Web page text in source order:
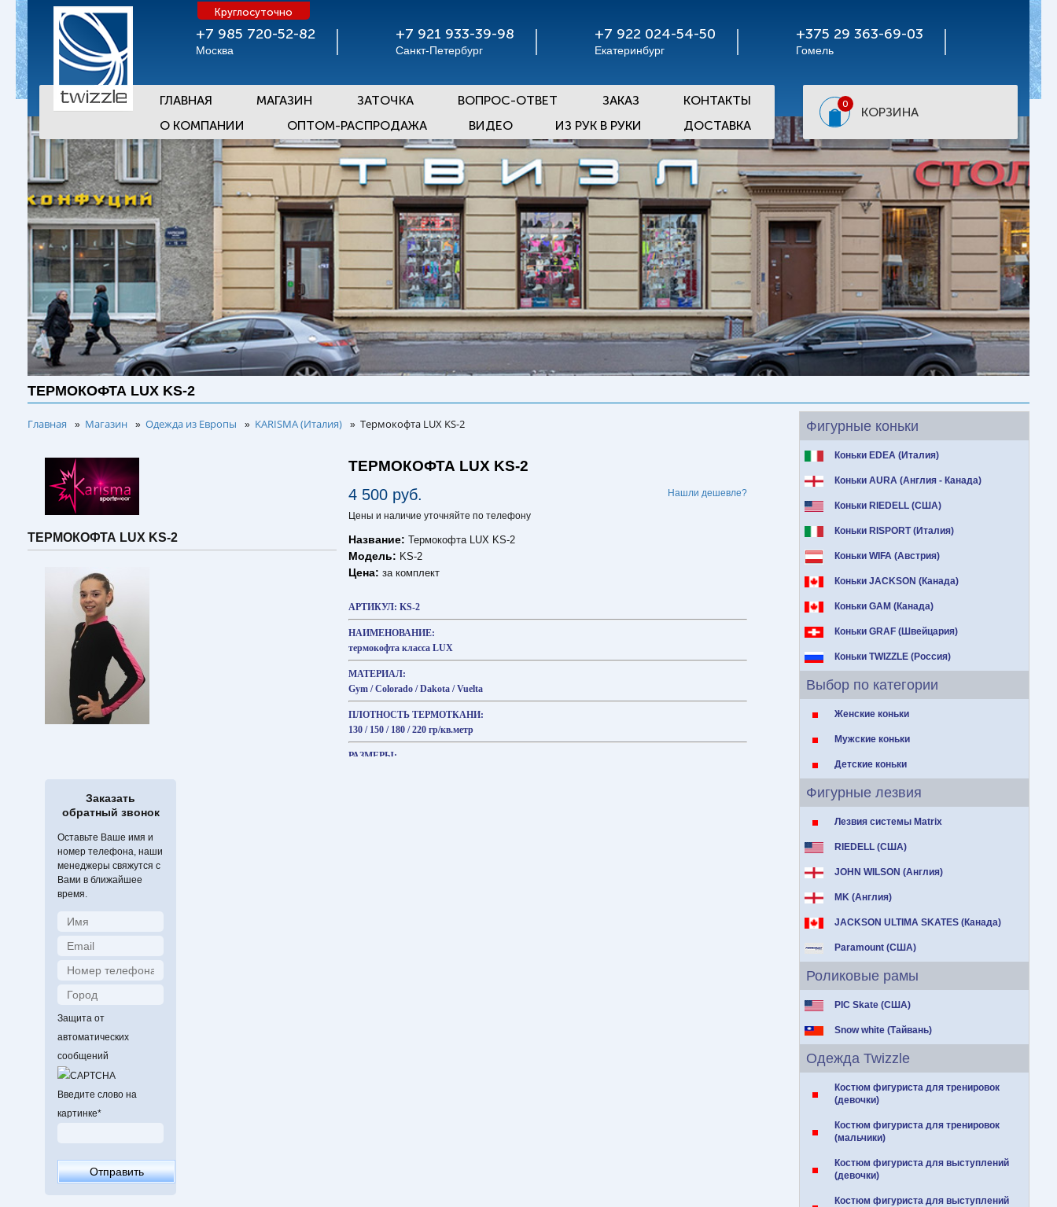
+7 985 720-52-82
Москва
Круглосуточно
+7 921 933-39-98
Санкт-Петербург
+7 922 024-54-50
Екатеринбург
+375 29 363-69-03
Гомель
ГЛАВНАЯ МАГАЗИН ЗАТОЧКА ВОПРОС-ОТВЕТ ЗАКАЗ
КОНТАКТЫ
О КОМПАНИИ
ОПТОМ-РАСПРОДАЖА ВИДЕО ИЗ РУК В РУКИ ДОСТАВКА
0
КОРЗИНА
ТЕРМОКОФТА LUX KS-2
Фигурные коньки
Коньки EDEA (Италия)
Коньки AURA (Англия - Канада)
Коньки RIEDELL (США)
Коньки RISPORT (Италия)
Коньки WIFA (Австрия)
Коньки JACKSON (Канада)
Коньки GAM (Канада)
Коньки GRAF (Швейцария)
Коньки TWIZZLE (Россия)
Выбор по категории
Женские коньки
Мужские коньки
Детские коньки
Фигурные лезвия
Лезвия системы Matrix
RIEDELL (США)
JOHN WILSON (Англия)
MK (Англия)
JACKSON ULTIMA SKATES (Канада)
Paramount (США)
Роликовые рамы
PIC Skate (США)
Snow white (Тайвань)
Одежда Twizzle
Костюм фигуриста для тренировок
(девочки)
Костюм фигуриста для тренировок
(мальчики)
Костюм фигуриста для выступлений
(девочки)
Костюм фигуриста для выступлений
Главная » Магазин » Одежда из Европы » KARISMA (Италия) » Термокофта LUX KS-2
ТЕРМОКОФТА LUX KS-2
Заказать
обратный звонок
Оставьте Ваше имя и
номер телефона, наши
менеджеры свяжутся с
Вами в ближайшее
время.
Защита от
автоматических
сообщений
Введите слово на
картинке*
ТЕРМОКОФТА LUX KS-2
4 500 руб. Нашли дешевле?
Цены и наличие уточняйте по телефону
Название:Термокофта LUX KS-2
Модель: KS-2
Цена:за комплект
АРТИКУЛ: KS-2
НАИМЕНОВАНИЕ:
термокофта класса LUX
МАТЕРИАЛ:
Gym / Colorado / Dakota / Vuelta
ПЛОТНОСТЬ ТЕРМОТКАНИ:
130 / 150 / 180 / 220 гр/кв.метр
РАЗМЕРЫ: